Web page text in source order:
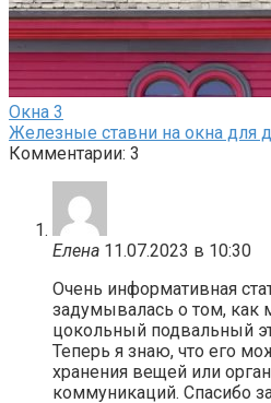
Окна 3
Железные ставни на окна для
Комментарии: 3
Елена 11.07.2023 в 10:30
Очень информативная
задумывалась о том, как
цокольный подвальный
Теперь я знаю, что его
хранения вещей или
коммуникаций. Спасибо